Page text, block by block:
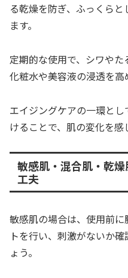
る乾燥を防ぎ、ふっくら
ます。
定期的な使用で、シワやた
化粧水や美容液の浸透を高
エイジングケアの一環と
けることで、肌の変化を感
敏感肌・混合肌・乾
工夫
敏感肌の場合は、使用前
トを行い、刺激がないか
ょう。